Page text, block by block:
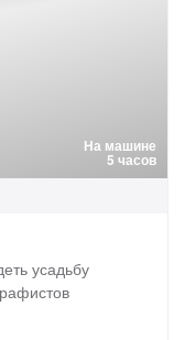
На машине
5 часов
усадьбу